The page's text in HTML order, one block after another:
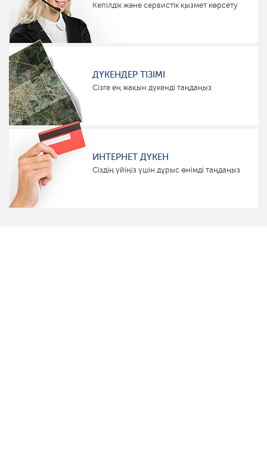
Кепілдік және сервистік қызмет көрсету
ДҮКЕНДЕР ТІЗІМІ
Сізге ең жақын дүкенді таңдаңыз
ИНТЕРНЕТ ДҮКЕН
Сіздің үйіңіз үшін дұрыс өнімді таңдаңыз